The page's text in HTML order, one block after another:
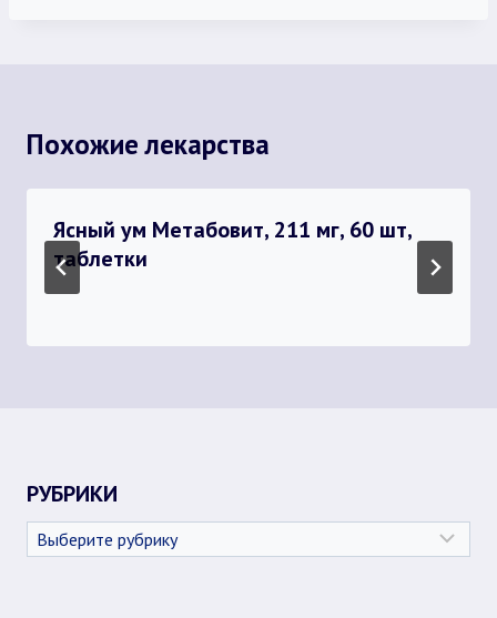
Похожие лекарства
Ясный ум Метабовит, 211 мг, 60 шт,
таблетки
РУБРИКИ
Рубрики